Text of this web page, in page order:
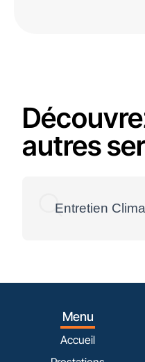
autres
Entretien
Menu
Accueil